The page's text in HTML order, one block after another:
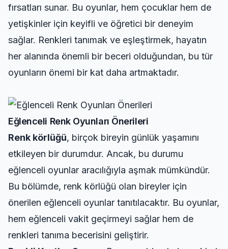
fırsatları sunar. Bu oyunlar, hem çocuklar hem de
yetişkinler için keyifli ve öğretici bir deneyim
sağlar. Renkleri tanımak ve eşleştirmek, hayatın
her alanında önemli bir beceri olduğundan, bu tür
oyunların önemi bir kat daha artmaktadır.
Eğlenceli Renk Oyunları Önerileri
Renk körlüğü, birçok bireyin günlük yaşamını
etkileyen bir durumdur. Ancak, bu durumu
eğlenceli oyunlar aracılığıyla aşmak mümkündür.
Bu bölümde, renk körlüğü olan bireyler için
önerilen eğlenceli oyunlar tanıtılacaktır. Bu oyunlar,
hem eğlenceli vakit geçirmeyi sağlar hem de
renkleri tanıma becerisini geliştirir.